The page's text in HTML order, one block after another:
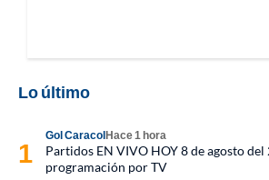
Lo último
Gol CaracolHace 1 hora
Partidos EN VIVO HOY 8 de agosto
programación por TV